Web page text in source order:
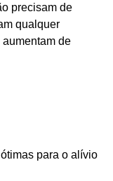
precisam de
qualquer
de
para o alívio